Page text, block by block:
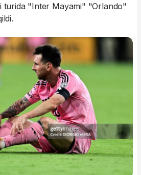
turida "Inter Mayami" "Orlando"